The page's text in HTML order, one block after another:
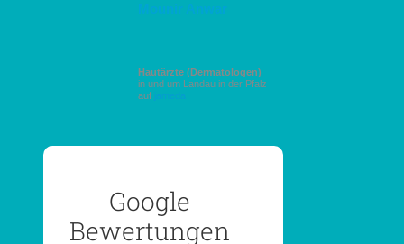
Mounir Anwar
Hautärzte (Dermatologen)
in und um Landau in der Pfalz
auf
Google
Bewertungen